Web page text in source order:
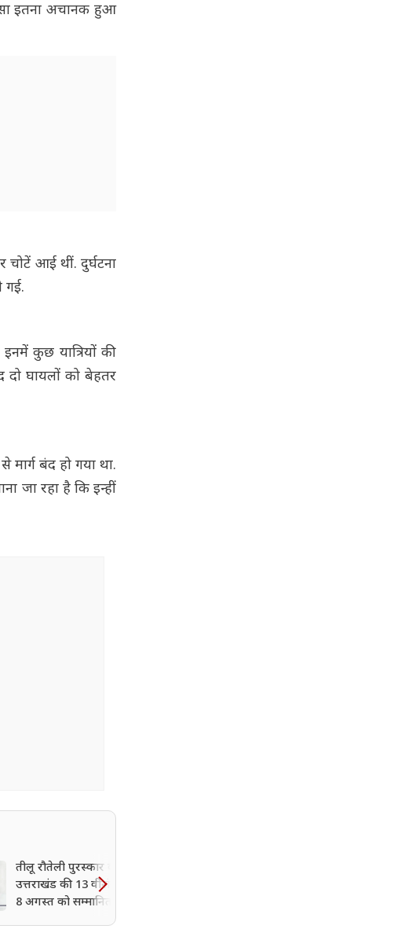
इतना अचानक हुआ
आई थीं. दुर्घटना
गई.
कुछ यात्रियों की
दो घायलों को बेहतर
बंद हो गया था.
जा रहा है कि इन्हीं
तीलू रौतेली पुरस्कार का ऐलान!
उत्तराखंड की 13 वीरांगनाओं को
8 अगस्त को सम्मानित करेंगे